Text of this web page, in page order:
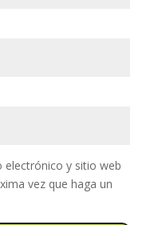
electrónico y sitio web
vez que haga un